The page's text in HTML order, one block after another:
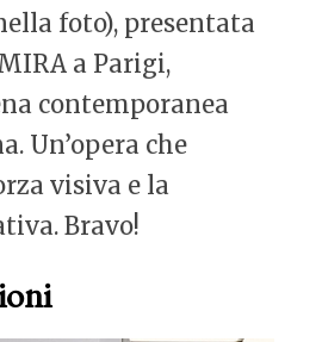
foto), presentata
a Parigi,
contemporanea
Un’opera che
visiva e la
Bravo!